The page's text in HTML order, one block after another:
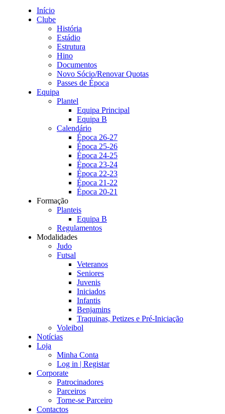
Início
Clube
História
Estádio
Estrutura
Hino
Documentos
Novo Sócio/Renovar Quotas
Passes de Época
Equipa
Plantel
Equipa Principal
Equipa B
Calendário
Época 26-27
Época 25-26
Época 24-25
Época 23-24
Época 22-23
Época 21-22
Época 20-21
Formação
Planteis
Equipa B
Regulamentos
Modalidades
Judo
Futsal
Veteranos
Seniores
Juvenis
Iniciados
Infantis
Benjamins
Traquinas, Petizes e Pré-Iniciação
Voleibol
Notícias
Loja
Minha Conta
Log in | Registar
Corporate
Patrocinadores
Parceiros
Torne-se Parceiro
Contactos